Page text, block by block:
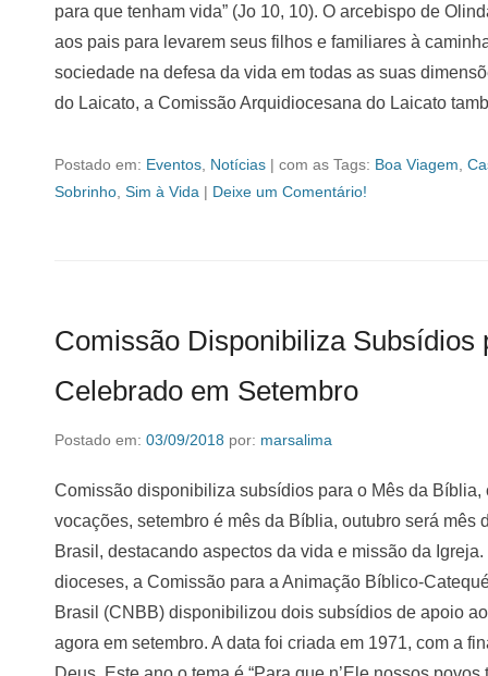
para que tenham vida” (Jo 10, 10). O arcebispo de
aos pais para levarem seus filhos e familiares à
sociedade na defesa da vida em todas as suas
do Laicato, a Comissão Arquidiocesana do Laicato
Postado em: Eventos Notícias | com as Tags: Boa Viagem
Sobrinho Sim à Vida | Deixe um Comentário!
Comissão Disponibiliza Subsídios
Celebrado em Setembro
Postado em: 03/09/2018 por: marsalima
Comissão disponibiliza subsídios para o Mês da
vocações, setembro é mês da Bíblia, outubro será mês
Brasil, destacando aspectos da vida e missão da
dioceses, a Comissão para a Animação Bíblico-
Brasil (CNBB) disponibilizou dois subsídios de apoio
agora em setembro. A data foi criada em 1971, com a